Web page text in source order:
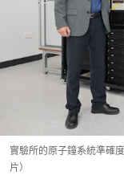
實驗所的原子鐘系統準確
片）